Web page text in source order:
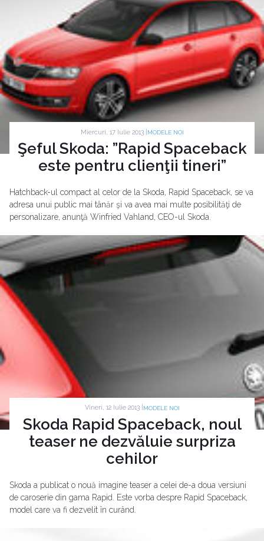
Miercuri, 17 Iulie 2013 | MODELE NOI
Şeful Skoda: ”Rapid Spaceback
este pentru clienţii tineri”
Hatchback-ul compact al celor de la Skoda, Rapid Spaceback, se va
adresa unui public mai tânăr şi va avea mai multe posibilităţi de
personalizare, anunţă Winfried Vahland, CEO-ul Skoda.
Vineri, 12 Iulie 2013 | MODELE NOI
Skoda Rapid Spaceback, noul
teaser ne dezvăluie surpriza
cehilor
Skoda a publicat o nouă imagine teaser a celei de-a doua versiuni
de caroserie din gama Rapid. Este vorba despre Rapid Spaceback,
model care va fi dezvelit în curând.